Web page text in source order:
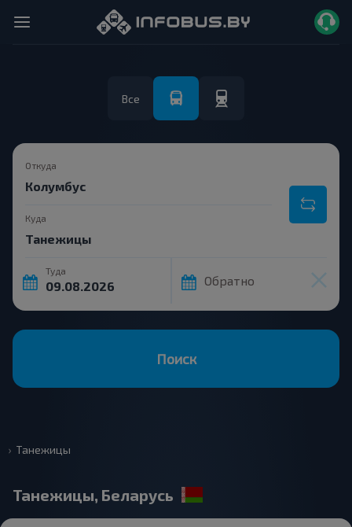
Все
Откуда
Куда
Туда
Обратно
Поиск
Танежицы
Танежицы, Беларусь